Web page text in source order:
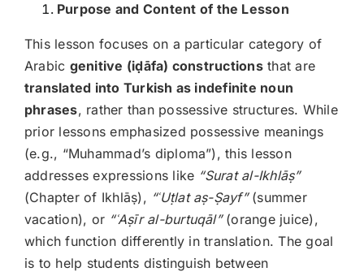
Purpose and Content of the Lesson
This lesson focuses on a particular category of
Arabic genitive (iḍāfa) constructionsthat are
translated into Turkish as indefinite noun
phrases, rather than possessive structures. While
prior lessons emphasized possessive meanings
(e.g., “Muhammad’s diploma”), this lesson
addresses expressions like “Surat al-Ikhlāṣ”
(Chapter of Ikhlāṣ), “ʿUṭlat aṣ-Ṣayf”(summer
vacation), or “ʿAṣīr al-burtuqāl”(orange juice),
which function differently in translation. The goal
is to help students distinguish between